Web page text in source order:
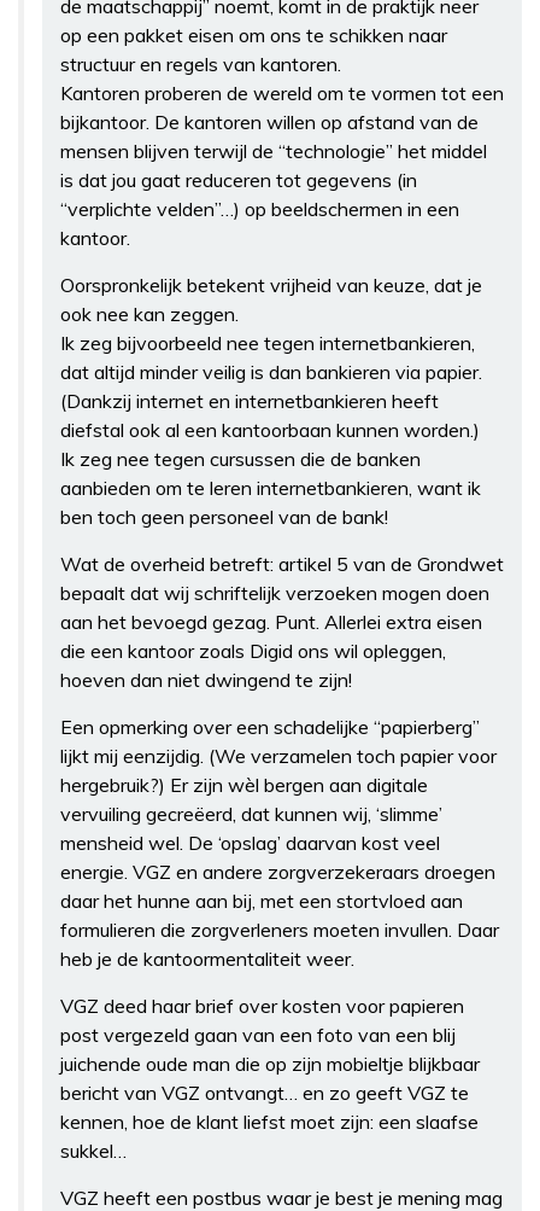
de maatschappij” noemt, komt in de praktijk neer
op een pakket eisen om ons te schikken naar
structuur en regels van kantoren.
Kantoren proberen de wereld om te vormen tot een
bijkantoor. De kantoren willen op afstand van de
mensen blijven terwijl de “technologie” het middel
is dat jou gaat reduceren tot gegevens (in
“verplichte velden”…) op beeldschermen in een
kantoor.
Oorspronkelijk betekent vrijheid van keuze, dat je
ook nee kan zeggen.
Ik zeg bijvoorbeeld nee tegen internetbankieren,
dat altijd minder veilig is dan bankieren via papier.
(Dankzij internet en internetbankieren heeft
diefstal ook al een kantoorbaan kunnen worden.)
Ik zeg nee tegen cursussen die de banken
aanbieden om te leren internetbankieren, want ik
ben toch geen personeel van de bank!
Wat de overheid betreft: artikel 5 van de Grondwet
bepaalt dat wij schriftelijk verzoeken mogen doen
aan het bevoegd gezag. Punt. Allerlei extra eisen
die een kantoor zoals Digid ons wil opleggen,
hoeven dan niet dwingend te zijn!
Een opmerking over een schadelijke “papierberg”
lijkt mij eenzijdig. (We verzamelen toch papier voor
hergebruik?) Er zijn wèl bergen aan digitale
vervuiling gecreëerd, dat kunnen wij, ‘slimme’
mensheid wel. De ‘opslag’ daarvan kost veel
energie. VGZ en andere zorgverzekeraars droegen
daar het hunne aan bij, met een stortvloed aan
formulieren die zorgverleners moeten invullen. Daar
heb je de kantoormentaliteit weer.
VGZ deed haar brief over kosten voor papieren
post vergezeld gaan van een foto van een blij
juichende oude man die op zijn mobieltje blijkbaar
bericht van VGZ ontvangt… en zo geeft VGZ te
kennen, hoe de klant liefst moet zijn: een slaafse
sukkel…
VGZ heeft een postbus waar je best je mening mag